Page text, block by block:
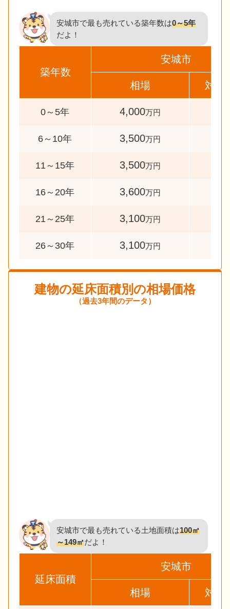
安城市で最も売れている築年数は0～5年
だよ！
築年数
安城市
相場 対象
0～5年 4,000万円
6～10年 3,500万円
11～15年 3,500万円
16～20年 3,600万円
21～25年 3,100万円
26～30年 3,100万円
建物の延床面積別の相場価格
（過去3年間のデータ）
安城市で最も売れている土地面積は100㎡
～149㎡だよ！
延床面積
安城市
相場 対象